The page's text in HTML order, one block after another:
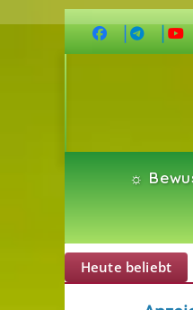
Inhalt
☼
Heute beliebt